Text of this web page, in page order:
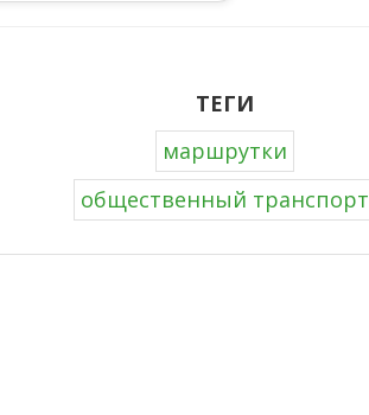
ТЕГИ
маршрутки
общественный транспорт